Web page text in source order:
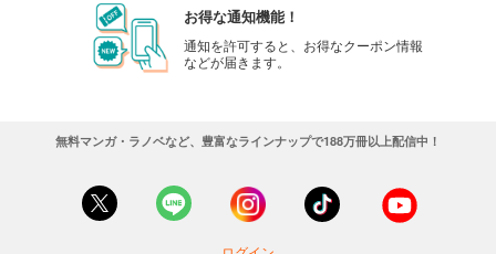
お得な通知機能！
通知を許可すると、お得なクーポン情報
などが届きます。
無料マンガ・ラノベなど、豊富なラインナップで188万冊以上配信中！